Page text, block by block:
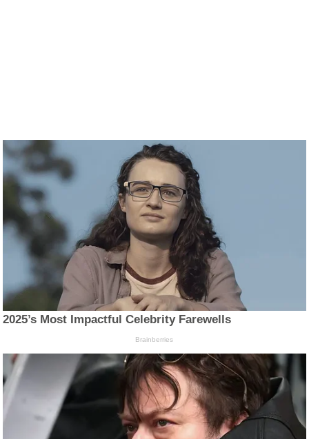
2025’s Most Impactful Celebrity Farewells
Brainberries